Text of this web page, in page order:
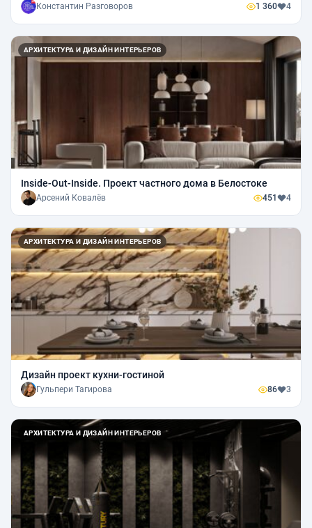
Константин Разговоров 1 360 4
АРХИТЕКТУРА И ДИЗАЙН ИНТЕРЬЕРОВ
Inside-Out-Inside. Проект частного дома в Белостоке
Арсений Ковалёв 451 4
АРХИТЕКТУРА И ДИЗАЙН ИНТЕРЬЕРОВ
Дизайн проект кухни-гостиной
Гульпери Тагирова 86 3
АРХИТЕКТУРА И ДИЗАЙН ИНТЕРЬЕРОВ